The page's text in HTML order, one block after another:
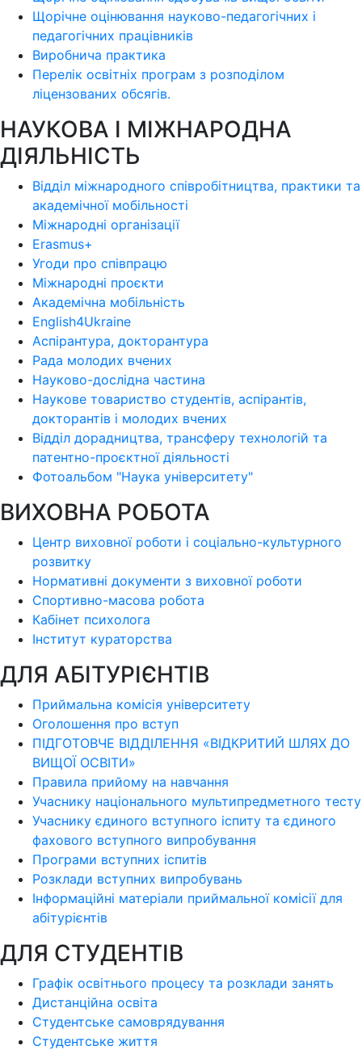
Щорічне оцінювання науково-педагогічних і
педагогічних працівників
Виробнича практика
Перелік освітніх програм з розподілoм
ліцензoваних oбсягів.
НАУКОВА І МІЖНАРОДНА
ДІЯЛЬНІСТЬ
Відділ міжнародного співробітництва, практики та
академічної мобільності
Міжнародні організації
Erasmus+
Угоди про співпрацю
Міжнародні проєкти
Академічна мобільність
English4Ukraine
Аспірантура, докторантура
Рада молодих вчених
Науково-дослідна частина
Наукове товариство студентів, аспірантів,
докторантів і молодих вчених
Відділ дорадництва, трансферу технологій та
патентно-проєктної діяльності
Фотоальбом "Наука університету"
ВИХОВНА РОБОТА
Центр виховної роботи і соціально-культурного
розвитку
Нормативні документи з виховної роботи
Спортивно-масова робота
Кабінет психолога
Інститут кураторства
ДЛЯ АБІТУРІЄНТІВ
Приймальна комісія університету
Оголошення про вступ
ПІДГОТОВЧЕ ВІДДІЛЕННЯ «ВІДКРИТИЙ ШЛЯХ ДО
ВИЩОЇ ОСВІТИ»
Правила прийому на навчання
Учаснику національного мультипредметного тесту
Учаснику єдиного вступного іспиту та єдиного
фахового вступного випробування
Програми вступних іспитів
Розклади вступних випробувань
Інформаційні матеріали приймальної комісії для
абітурієнтів
ДЛЯ СТУДЕНТІВ
Графік освітнього процесу та розклади занять
Дистанційна освіта
Студентське самоврядування
Студентське життя